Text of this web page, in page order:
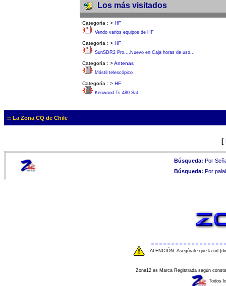
Los más visitados
Categoría : > HF
Vendo varios equipos de HF
Categoría : > HF
SunSDR2 Pro....Nuevo en Caja horas de uso...
Categoría : >Antenas
Mástil telescópico
Categoría : > HF
Kenwood Ts 480 Sat.
:: La Zona CQ de Chile
[
Búsqueda: Por
Búsqueda: Por
ATENCIÓN: Asegúrate que la url
Zona12 es Marca Registrada según
Todos